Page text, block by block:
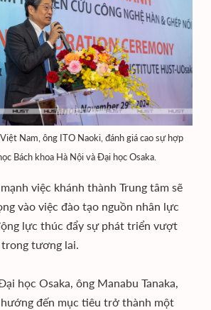
Nam, ông ITO Naoki, đánh giá cao sự hợp
Bách khoa Hà Nội và Đại học Osaka.
việc khánh thành Trung tâm sẽ
vào việc đào tạo nguồn nhân lực
lực thúc đẩy sự phát triển vượt
tương lai.
học Osaka, ông Manabu Tanaka,
hướng đến mục tiêu trở thành một